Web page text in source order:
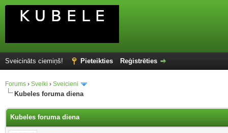
Sveicināts ciemiņš! Pieteikties Reģistrēties
Forums › Sveiki › Sveicieni
Kubeles foruma diena
Kubeles foruma diena